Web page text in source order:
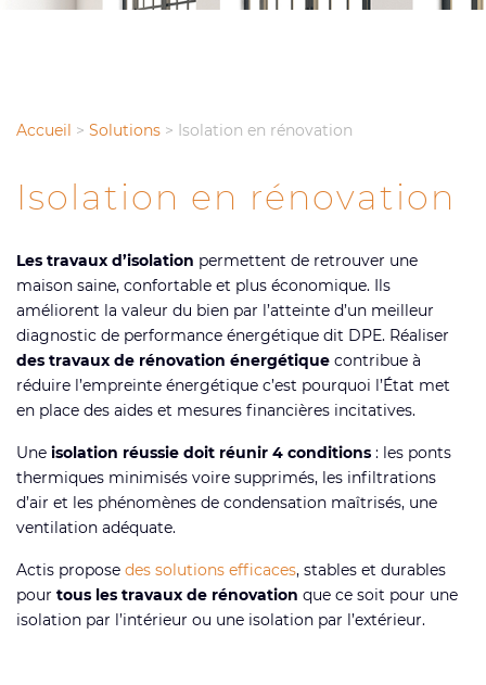
Accueil > Solutions > Isolation en rénovation
Isolation en rénovation
Les travaux d’isolation permettent de retrouver une
maison saine, confortable et plus économique. Ils
améliorent la valeur du bien par l’atteinte d’un meilleur
diagnostic de performance énergétique dit DPE. Réaliser
des travaux de rénovation énergétique contribue à
réduire l’empreinte énergétique c’est pourquoi l’État met
en place des aides et mesures financières incitatives.
Une isolation réussie doit réunir 4 conditions : les ponts
thermiques minimisés voire supprimés, les infiltrations
d’air et les phénomènes de condensation maîtrisés, une
ventilation adéquate.
Actis propose des solutions efficaces, stables et durables
pour tous les travaux de rénovation que ce soit pour une
isolation par l’intérieur ou une isolation par l’extérieur.